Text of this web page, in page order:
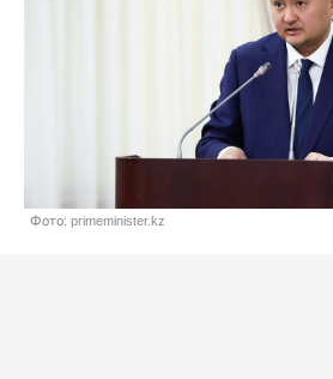
Фото: primeminister.kz